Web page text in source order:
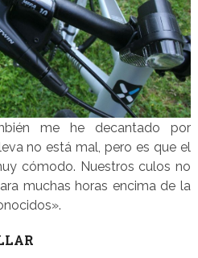
me he decantado por
no está mal, pero es que el
cómodo. Nuestros culos no
muchas horas encima de la